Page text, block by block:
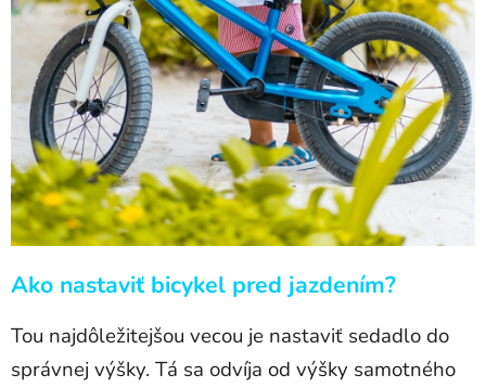
Ako nastaviť bicykel pred jazdením?
Tou najdôležitejšou vecou je nastaviť sedadlo do
správnej výšky. Tá sa odvíja od výšky samotného